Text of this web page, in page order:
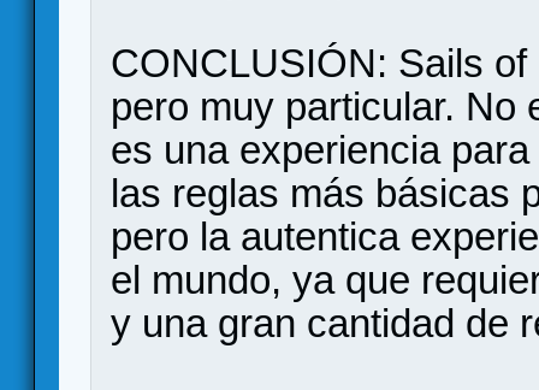
CONCLUSIÓN: Sails
pero muy particular. No
es una experiencia
las reglas más básicas
pero la autentica
el mundo, ya que
y una gran cantidad de